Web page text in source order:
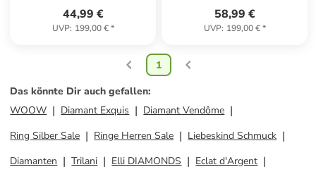
44,99 €
UVP: 199,00 €*
58,99 €
UVP: 199,00 €*
1
Das könnte Dir auch gefallen:
WOOW
Diamant Exquis
Diamant Vendôme
Ring Silber Sale
Ringe Herren Sale
Liebeskind Schmuck
Diamanten
Trilani Elli DIAMONDS
Eclat d'Argent